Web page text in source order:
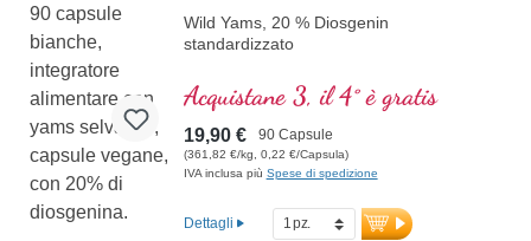
Wild Yams, 20 % Diosgenin
standardizzato
Acquistane 3, il 4° è gratis
19,90 € 90 Capsule
(361,82 €/kg, 0,22 €/Capsula)
IVA inclusa più Spese di spedizione
Dettagli